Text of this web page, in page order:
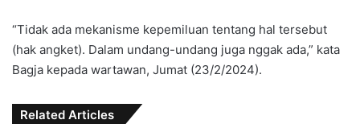
“Tidak ada mekanisme kepemiluan tentang hal tersebut
(hak angket). Dalam undang-undang juga nggak ada,” kata
Bagja kepada wartawan, Jumat (23/2/2024).
Related Articles